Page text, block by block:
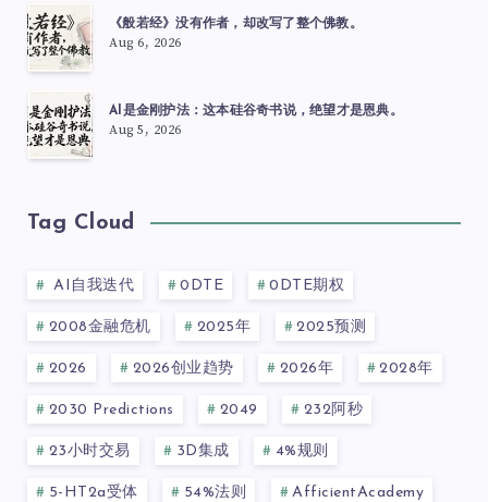
《般若经》没有作者，却改写了整个佛教。
Aug 6, 2026
AI是金刚护法：这本硅谷奇书说，绝望才是恩典。
Aug 5, 2026
Tag Cloud
AI自我迭代 0DTE 0DTE期权
2008金融危机 2025年 2025预测
2026 2026创业趋势 2026年 2028年
2030 Predictions 2049 232阿秒
23小时交易 3D集成 4%规则
5-HT2a受体 54%法则 AfficientAcademy